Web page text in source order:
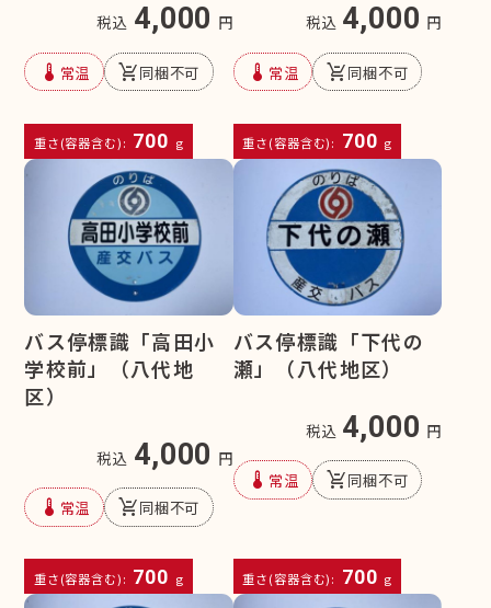
税込 4,000 円
device_thermostat 常温 remove_shopping_cart同梱不可
重さ(容器含む): 700 g
税込 4,000 円
device_thermostat 常温 remove_shopping_cart同梱不可
重さ(容器含む): 700 g
バス停標識「高田小
学校前」（八代地
区）
税込 4,000 円
device_thermostat 常温 remove_shopping_cart同梱不可
重さ(容器含む): 700 g
バス停標識「下代の
瀬」（八代地区）
税込 4,000 円
device_thermostat 常温 remove_shopping_cart同梱不可
重さ(容器含む): 700 g